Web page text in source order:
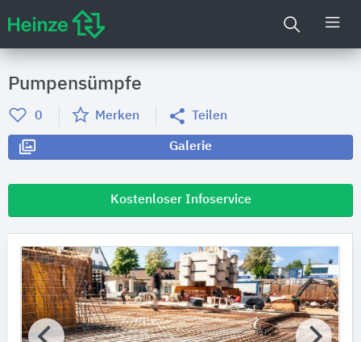
Pumpensümpfe
0 Merken Teilen
Galerie
Kostenloser Infoservice